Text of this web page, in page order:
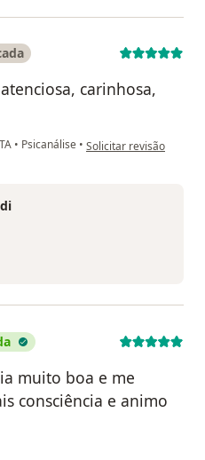
carinhosa,
• Psicanálise • na opinião do utilizador
Solicitar revisão
muito boa e me
consciência e animo